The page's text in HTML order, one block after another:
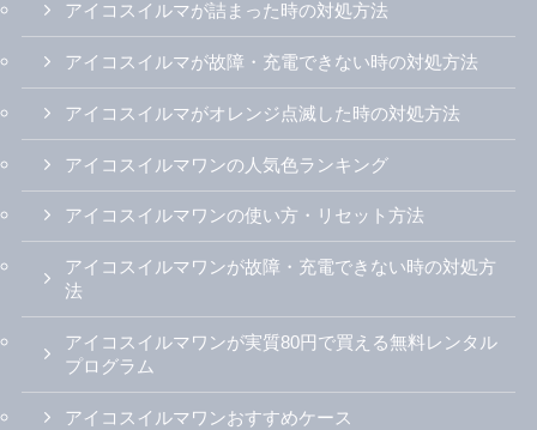
アイコスイルマが詰まった時の対処方法
アイコスイルマが故障・充電できない時の対処方法
アイコスイルマがオレンジ点滅した時の対処方法
アイコスイルマワンの人気色ランキング
アイコスイルマワンの使い方・リセット方法
アイコスイルマワンが故障・充電できない時の対処方
法
アイコスイルマワンが実質80円で買える無料レンタル
プログラム
アイコスイルマワンおすすめケース